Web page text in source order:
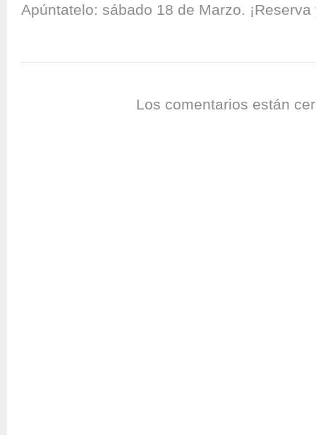
Apúntatelo: sábado 18 de Marzo.
Los comentarios están